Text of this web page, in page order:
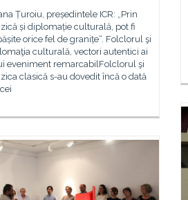
Țuroiu, președintele ICR: „Prin
și diplomație culturală, pot fi
orice fel de granițe“. Folclorul şi
culturală, vectori autentici ai
eveniment remarcabilFolclorul şi
clasică s-au dovedit încă o dată